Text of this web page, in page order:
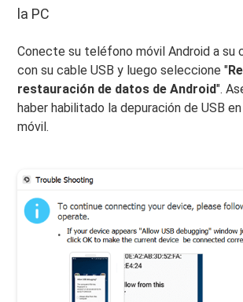
la PC
Conecte su teléfono móvil Android a su
con su cable USB y luego seleccione "
restauración de datos de Android".
haber habilitado la depuración de USB
móvil.